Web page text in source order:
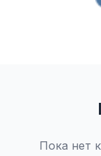
Пока нет